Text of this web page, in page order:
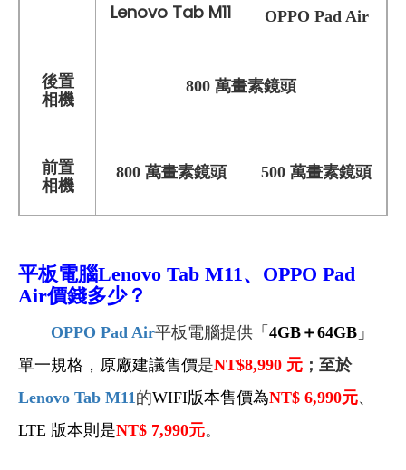
Lenovo Tab M11 OPPO Pad Air
後置
相機
800 萬畫素鏡頭
前置
相機
800 萬畫素鏡頭 500 萬畫素鏡頭
平板電腦Lenovo Tab M11、OPPO Pad
Air價錢多少？
OPPO Pad Air平板電腦提供 「 4GB＋64GB 」
單一規格，原廠建議售價是NT$8,990 元 ；至於
Lenovo Tab M11的WIFI版本售價為NT$ 6,990元、
LTE 版本則是NT$ 7,990元。